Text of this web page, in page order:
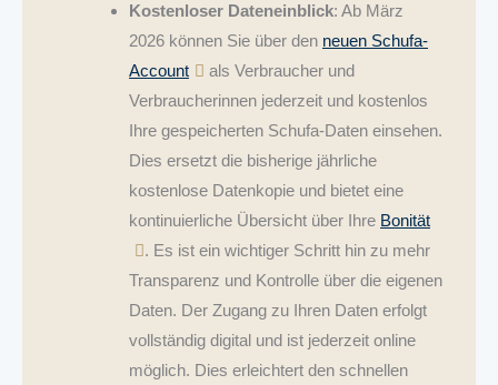
Kostenloser Dateneinblick: Ab März
2026 können Sie über den neuen Schufa-
Account
als Verbraucher und
Verbraucherinnen jederzeit und kostenlos
Ihre gespeicherten Schufa-Daten einsehen.
Dies ersetzt die bisherige jährliche
kostenlose Datenkopie und bietet eine
kontinuierliche Übersicht über Ihre Bonität
. Es ist ein wichtiger Schritt hin zu mehr
Transparenz und Kontrolle über die eigenen
Daten. Der Zugang zu Ihren Daten erfolgt
vollständig digital und ist jederzeit online
möglich. Dies erleichtert den schnellen